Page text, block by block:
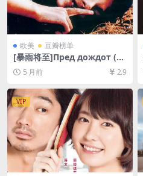
欧美 豆瓣榜单
[暴雨将至]Пред дождот (19
94)[百度网盘+夸克网盘1080P
超清未删减资源][网盘在线播
放/下载][MP4/7GB][中文字
幕]
5 月前 2.9
VIP